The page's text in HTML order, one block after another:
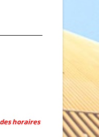
horaires